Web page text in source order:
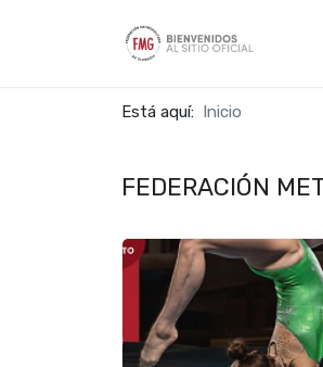
Está aquí: Inicio
FEDERACIÓN